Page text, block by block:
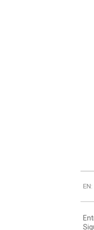
EN: